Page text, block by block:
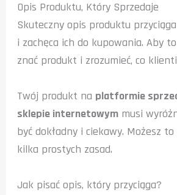
Opis Produktu, Który Sprzedaje
Skuteczny opis produktu
i zachęca ich do kupowania. Aby
znać produkt i zrozumieć, co
Twój produkt na platformie
sklepie internetowym musi
być dokładny i ciekawy. Możesz
kilka prostych zasad.
Jak pisać opis, który przyciąga?